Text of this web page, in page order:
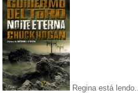
Regina está lendo...